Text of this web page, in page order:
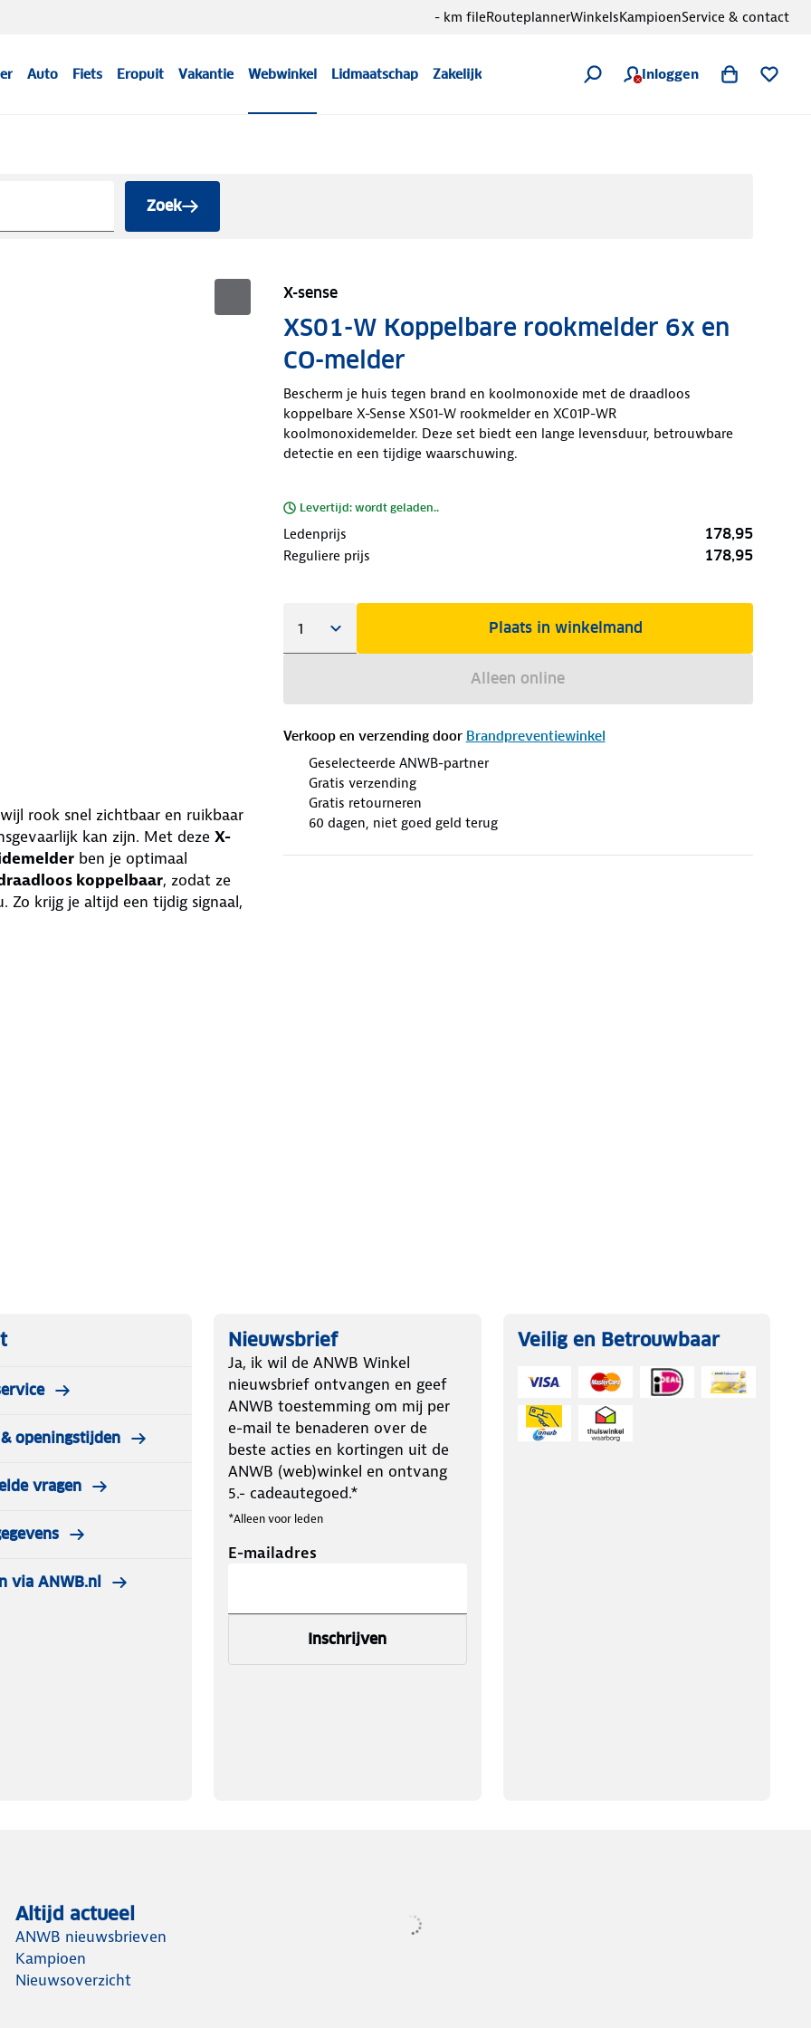
Auto Fiets Eropuit Vakantie Webwinkel Lidmaatschap Zakelijk Inloggen
- km fileRouteplannerWinkelsKampioenService & contact
Zoek
X-sense
XS01-W Koppelbare rookmelder 6x en
CO-melder
Bescherm je huis tegen brand en koolmonoxide met de draadloos
koppelbare X-Sense XS01-W rookmelder en XC01P-WR
koolmonoxidemelder. Deze set biedt een lange levensduur, betrouwbare
detectie en een tijdige waarschuwing.
Levertijd: wordt geladen..
Ledenprijs 178,95
Reguliere prijs 178,95
Plaats in winkelmand
Alleen online
Verkoop en verzending door Brandpreventiewinkel
Geselecteerde ANWB-partner
Gratis verzending
Gratis retourneren
60 dagen, niet goed geld terug
rook snel zichtbaar en ruikbaar
kan zijn. Met deze X-
ben je optimaal
koppelbaar, zodat ze
Zo krijg je altijd een tijdig signaal,
en andere X-Sense
en heeft een TÜV-keurmerk.
insecten.
met LCD-display
maximale betrouwbaarheid.
openingstijden
vragen
via ANWB.nl
Nieuwsbrief
Ja, ik wil de ANWB Winkel
nieuwsbrief ontvangen en geef
ANWB toestemming om mij per
e-mail te benaderen over de
beste acties en kortingen uit de
ANWB (web)winkel en ontvang
5.- cadeautegoed.*
*Alleen voor leden
E-mailadres
Inschrijven
Veilig en Betrouwbaar
Altijd actueel
ANWB nieuwsbrieven
Kampioen
Nieuwsoverzicht